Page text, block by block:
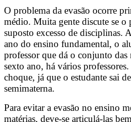
O problema da evasão ocorre
médio. Muita gente discute se o
suposto excesso de disciplinas.
ano do ensino fundamental, o
professor que dá o conjunto das
sexto ano, há vários
choque, já que o estudante sai
semimaterna.
Para evitar a evasão no ensino
matérias, deve-se articulá-las